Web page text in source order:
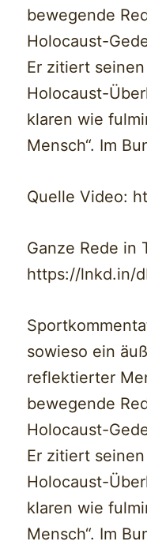
bewegende
Holocaust-
Er zitiert
Holocaust-
klaren wie
Mensch“. Im
Quelle Video:
Ganze Rede in
https://lnkd.in/
sowieso ein
reflektierter
bewegende
Holocaust-
Er zitiert
Holocaust-
klaren wie
Mensch“. Im